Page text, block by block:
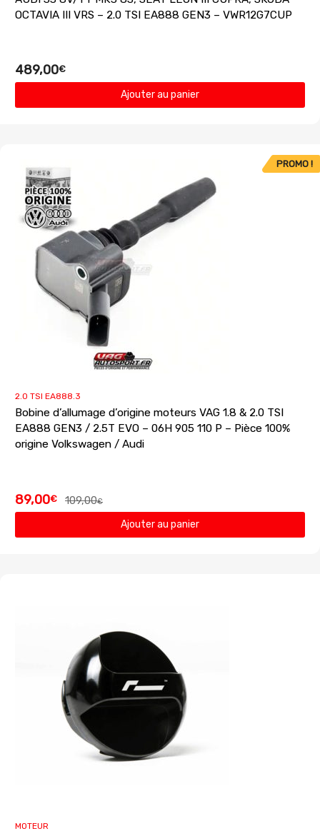
OCTAVIA III VRS – 2.0 TSI EA888 GEN3 – VWR12G7CUP
489,00€
Ajouter au panier
PROMO !
2.0 TSI EA888.3
Bobine d’allumage d’origine moteurs VAG 1.8 & 2.0 TSI
EA888 GEN3 / 2.5T EVO – 06H 905 110 P – Pièce 100%
origine Volkswagen / Audi
109,00€
89,00€
Ajouter au panier
MOTEUR